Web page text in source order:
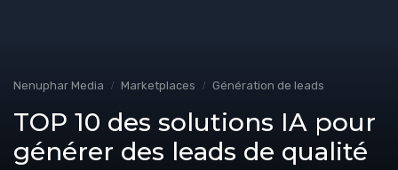
Nenuphar Media Marketplaces Génération de leads
TOP 10 des solutions IA pour
générer des leads de qualité